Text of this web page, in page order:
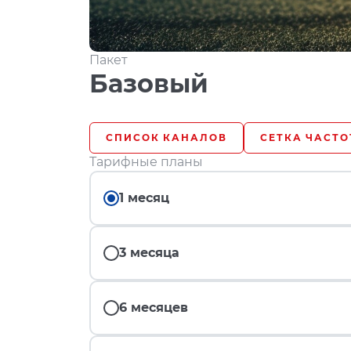
Пакет
Базовый
СПИСОК КАНАЛОВ СЕТКА
Тарифные планы
1 месяц
3 месяца
6 месяцев